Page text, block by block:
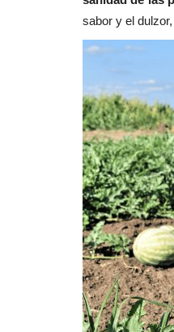
sabor y el